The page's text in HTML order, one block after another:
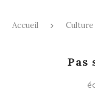
Accueil Culture
Pas